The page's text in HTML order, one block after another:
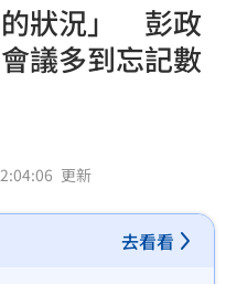
的狀況」 彭政
議多到忘記數
更新
去看看